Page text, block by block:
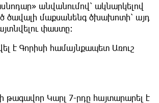
անվանումով՝ ակնարկելով
ծավալի մաքսանենգ ծխախոտի՝ այդ
փաստը։
է Գորիսի համայնքապետ Առուշ
թագավոր Կարլ 7-րդը հայտարարել է